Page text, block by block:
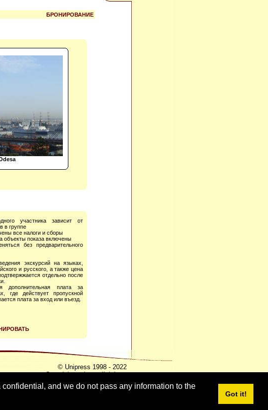
and we do not pass any information to the
Got it!
БРОНИРОВАНИЕ
участника зависит от
в группе
все налоги и сборы
объекты показа включены
без предварительного
экскурсий на языках,
и русского, а также цена
отдельно после
дополнительная плата за
где действует пропускной
плата за вход или въезд.
© Unipress 1998 - 2022
Copyright notice - click here